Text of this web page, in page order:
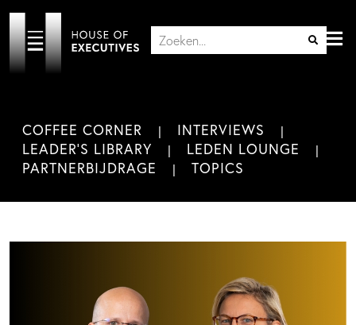
COFFEE CORNER
INTERVIEWS
LEADER'S LIBRARY
LEDEN LOUNGE
PARTNERBIJDRAGE
TOPICS